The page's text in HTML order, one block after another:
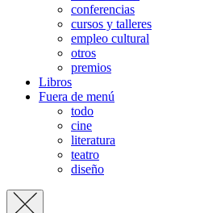
conferencias
cursos y talleres
empleo cultural
otros
premios
Libros
Fuera de menú
todo
cine
literatura
teatro
diseño